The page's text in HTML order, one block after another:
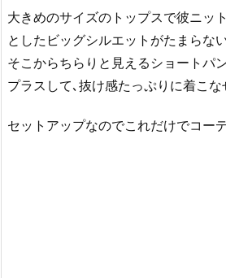
大きめのサイズのトップスで彼ニッ
としたビッグシルエットがたまらな
そこからちらりと見えるショートパ
プラスして､抜け感たっぷりに着こな
セットアップなのでこれだけでコー